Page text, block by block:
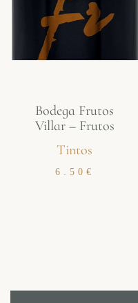
Bodega Frutos
Villar – Frutos
Tintos
6.50 €